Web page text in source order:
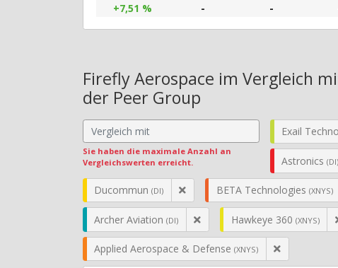
+7,51 %
- -
Firefly Aerospace im Vergleich
der Peer Group
Sie haben die maximale Anzahl an
Vergleichswerten erreicht.
Exail
Astronics (DI)
Ducommun (DI) BETA Technologies (XNYS)
Archer Aviation (DI) Hawkeye 360 (XNYS)
Applied Aerospace & Defense (XNYS)